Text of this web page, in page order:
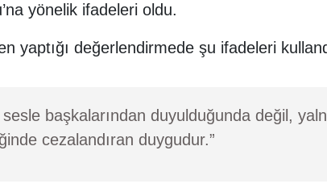
yönelik ifadeleri oldu.
yaptığı değerlendirmede şu ifadeleri
başkalarından duyulduğunda değil,
cezalandıran duygudur.”